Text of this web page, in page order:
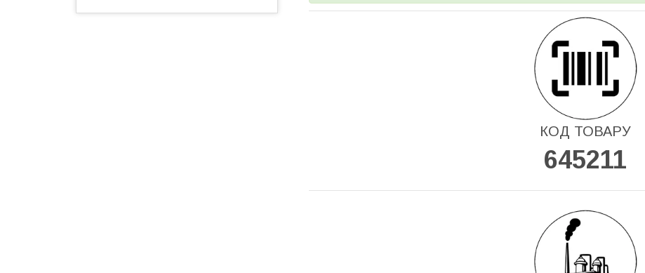
КОД ТОВАРУ
645211